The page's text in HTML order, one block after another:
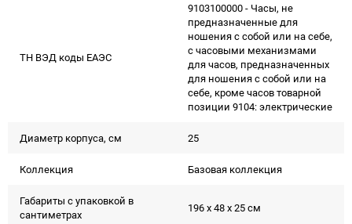
ТН ВЭД коды ЕАЭС
9103100000 - Часы, не
предназначенные для
ношения с собой или на себе,
с часовыми механизмами
для часов, предназначенных
для ношения с собой или на
себе, кроме часов товарной
позиции 9104: электрические
Диаметр корпуса, см 25
Коллекция Базовая коллекция
Габариты с упаковкой в
сантиметрах
196 x 48 x 25 см